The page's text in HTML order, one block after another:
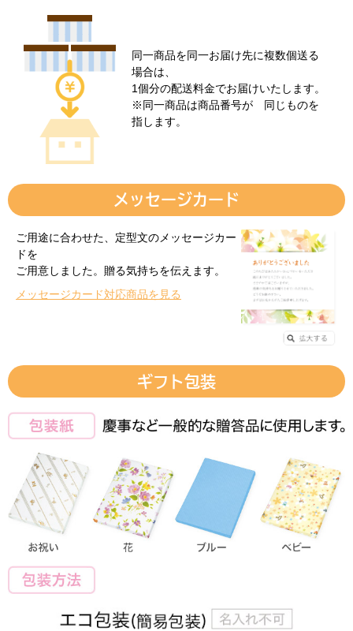
同一商品を同一お届け先に複数個送る
場合は、
1個分の配送料金でお届けいたします。
※同一商品は商品番号が 同じものを
指します。
メッセージカード
ご用途に合わせた、定型文のメッセージカー
ドを
ご用意しました。贈る気持ちを伝えます。
メッセージカード対応商品を見る
ギフト包装